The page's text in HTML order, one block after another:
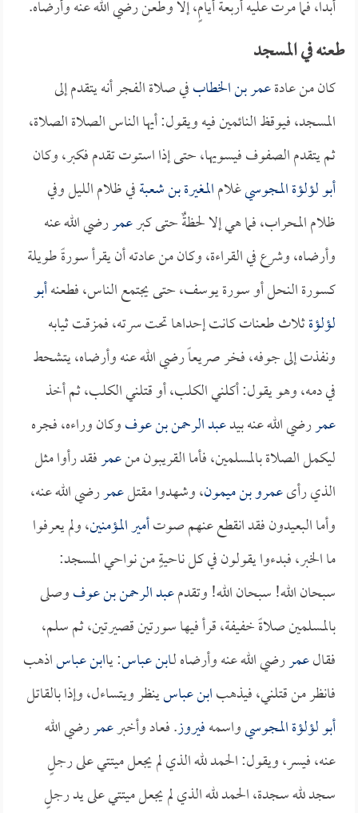
أبداً، فما مرت عليه أربعة أيامٍ، إلا وطعن رضي الله عنه وأرضاه.
طعنه في المسجد
كان من عادةعمر بن الخطابفي صلاة الفجر أنه يتقدم إلى
المسجد، فيوقظ النائمين فيه ويقول: أيها الناس الصلاة الصلاة،
ثم يتقدم الصفوف فيسويها، حتى إذا استوت تقدم فكبر، وكان
أبو لؤلؤة المجوسيغلامالمغيرة بن شعبةفي ظلام الليل وفي
ظلام المحراب، فما هي إلا لحظةٌ حتى كبرعمررضي الله عنه
وأرضاه، وشرع في القراءة، وكان من عادته أن يقرأ سورةً طويلة
كسورة النحل أو سورة يوسف، حتى يجتمع الناس، فطعنهأبو
لؤلؤةثلاث طعنات كانت إحداها تحت سرته، فمزقت ثيابه
ونفذت إلى جوفه، فخر صريعاً رضي الله عنه وأرضاه، يتشحط
في دمه، وهو يقول: أكلني الكلب، أو قتلني الكلب، ثم أخذ
عمررضي الله عنه بيدعبد الرحمن بن عوفوكان وراءه، فجره
ليكمل الصلاة بالمسلمين، فأما القريبون منعمرفقد رأوا مثل
الذي رأىعمرو بن ميمون، وشهدوا مقتلعمررضي الله عنه،
وأما البعيدون فقد انقطع عنهم صوتأمير المؤمنين، ولم يعرفوا
ما الخبر، فبدءوا يقولون في كل ناحيةٍ من نواحي المسجد:
سبحان الله! سبحان الله! وتقدمعبد الرحمن بن عوفوصلى
بالمسلمين صلاةً خفيفة، قرأ فيها سورتين قصيرتين، ثم سلم،
فقالعمررضي الله عنه وأرضاه لـابن عباس: ياابن عباساذهب
فانظر من قتلني، فيذهبابن عباسينظر ويتساءل، وإذا بالقاتل
أبو لؤلؤة المجوسيواسمهفيروز. فعاد وأخبرعمررضي الله
عنه، فيسر، ويقول: الحمد لله الذي لم يجعل ميتتي على رجلٍ
سجد لله سجدة، الحمد لله الذي لم يجعل ميتتي على يد رجلٍ